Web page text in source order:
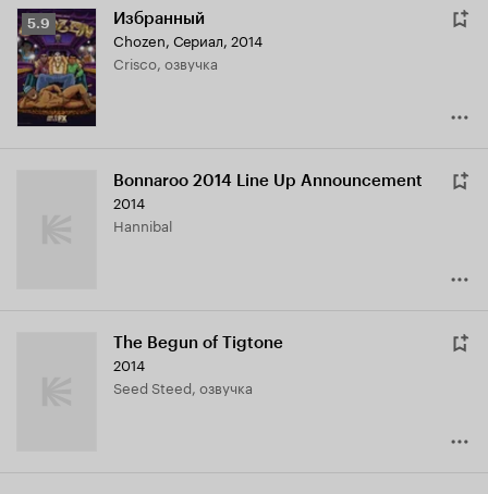
Рейтинг
Кинопоиска
5.9
5.9 Избранный
Chozen, Сериал, 2014
Crisco, озвучка
Bonnaroo 2014 Line Up Announcement
2014
Hannibal
The Begun of Tigtone
2014
Seed Steed, озвучка